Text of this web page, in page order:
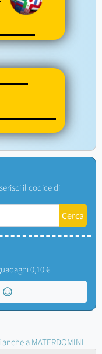
il codice di
0,10 €
a MATERDOMINI